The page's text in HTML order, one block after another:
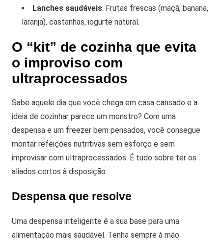
Lanches saudáveis: Frutas frescas (maçã, banana,
laranja), castanhas, iogurte natural.
O “kit” de cozinha que evita
o improviso com
ultraprocessados
Sabe aquele dia que você chega em casa cansado e a
ideia de cozinhar parece um monstro? Com uma
despensa e um freezer bem pensados, você consegue
montar refeições nutritivas sem esforço e sem
improvisar com ultraprocessados. É tudo sobre ter os
aliados certos à disposição.
Despensa que resolve
Uma despensa inteligente é a sua base para uma
alimentação mais saudável. Tenha sempre à mão: